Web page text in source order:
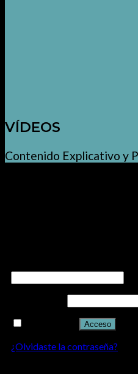
VÍDEOS
Contenido Explicativo y
Acceso
¿Olvidaste la contraseña?